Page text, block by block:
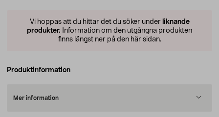
Vi hoppas att du hittar det du söker under liknande
produkter. Information om den utgångna produkten
finns längst ner på den här sidan.
Produktinformation
Mer information